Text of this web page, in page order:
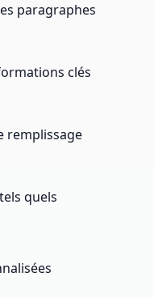
paragraphes
clés
remplissage
quels